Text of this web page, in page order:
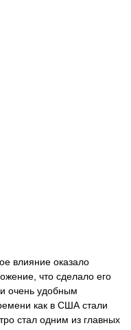
влияние оказало
что сделало его
очень удобным
как в США стали
стал одним из главных